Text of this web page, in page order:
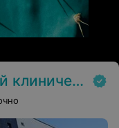
центр (МГКНЦ)